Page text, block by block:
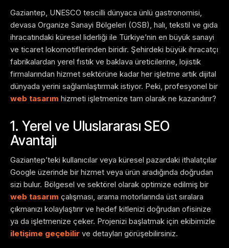
Gaziantep, UNESCO tescilli dünyaca ünlü gastronomisi,
devasa Organize Sanayi Bölgeleri (OSB), halı, tekstil ve gıda
ihracatındaki küresel liderliği ile Türkiye’nin en büyük sanayi
ve ticaret lokomotiflerinden biridir. Şehirdeki büyük ihracatçı
fabrikalardan yerel fıstık ve baklava üreticilerine, lojistik
firmalarından hizmet sektörüne kadar her işletme artık dijital
dünyada yerini sağlamlaştırmak istiyor. Peki, profesyonel bir
web tasarım hizmeti işletmenize tam olarak ne kazandırır?
1. Yerel ve Uluslararası SEO
Avantajı
Gaziantep’teki kullanıcılar veya küresel pazardaki ithalatçılar
Google üzerinde bir hizmet veya ürün aradığında doğrudan
sizi bulur. Bölgesel ve sektörel olarak optimize edilmiş bir
web tasarım çalışması, arama motorlarında üst sıralara
çıkmanızı kolaylaştırır ve hedef kitlenizi doğrudan ofisinize
ya da işletmenize çeker. Projenizi başlatmak için ekibimizle
iletişime geçebilir ve detayları görüşebilirsiniz.